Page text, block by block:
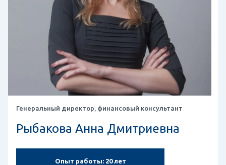
Генеральный директор, финансовый консультант
Рыбакова Анна Дмитриевна
Опыт работы: 20 лет